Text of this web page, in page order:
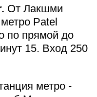
От Лакшми
Patel
по прямой до
15. Вход 250
метро -